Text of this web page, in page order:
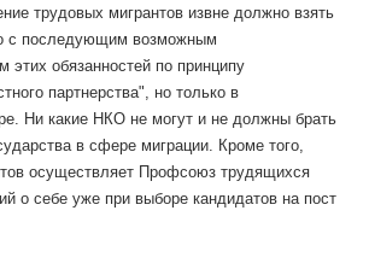
трудовых мигрантов извне должно взять
с последующим возможным
этих обязанностей по принципу
партнерства", но только в
Ни какие НКО не могут и не должны брать
в сфере миграции. Кроме того,
осуществляет Профсоюз трудящихся
о себе уже при выборе кандидатов на пост